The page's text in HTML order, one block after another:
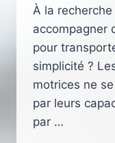
À la recherche
accompagner
pour
simplicité ?
motrices ne
par leurs
par …